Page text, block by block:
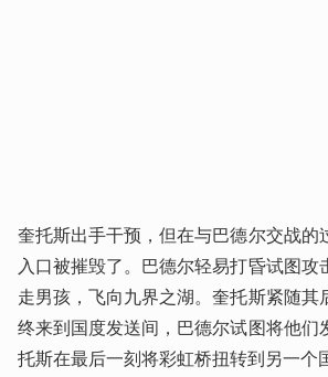
奎托斯出手干预，但在与巴德尔交战的
入口被摧毁了。巴德尔轻易打昏试图攻
走男孩，飞向九界之湖。奎托斯紧随其
终来到国度发送间，巴德尔试图将他们
托斯在最后一刻将彩虹桥扭转到另一个